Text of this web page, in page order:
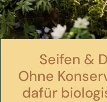
Seifen &
Ohne
dafür